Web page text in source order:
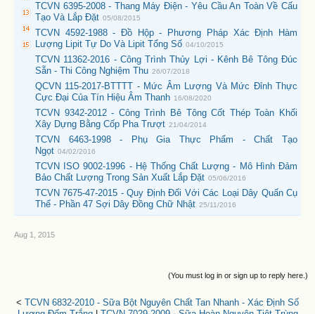
TCVN 6395-2008 - Thang Máy Điện - Yêu Cầu An Toàn Về Cấu
Tạo Và Lắp Đặt 05/08/2015
TCVN 4592-1988 - Đồ Hộp - Phương Pháp Xác Định Hàm
Lượng Lipit Tự Do Và Lipit Tổng Số 04/10/2015
TCVN 11362-2016 - Công Trình Thủy Lợi - Kênh Bê Tông Đúc
Sẵn - Thi Công Nghiệm Thu 26/07/2018
QCVN 115-2017-BTTTT - Mức Âm Lượng Và Mức Đỉnh Thực
Cực Đại Của Tín Hiệu Âm Thanh 16/08/2020
TCVN 9342-2012 - Công Trình Bê Tông Cốt Thép Toàn Khối
Xây Dựng Bằng Cốp Pha Trượt 21/04/2014
TCVN 6463-1998 - Phụ Gia Thực Phẩm - Chất Tạo
Ngọt 04/02/2016
TCVN ISO 9002-1996 - Hệ Thống Chất Lượng - Mô Hình Đảm
Bảo Chất Lượng Trong Sản Xuất Lắp Đặt 05/06/2016
TCVN 7675-47-2015 - Quy Định Đối Với Các Loại Dây Quấn Cụ
Thể - Phần 47 Sợi Dây Đồng Chữ Nhật 25/11/2016
Aug 1, 2015
(You must log in or sign up to reply here.)
< TCVN 6832-2010 - Sữa Bột Nguyên Chất Tan Nhanh - Xác Định Số